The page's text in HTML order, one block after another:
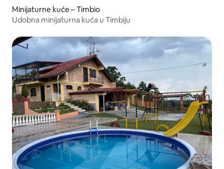
Minijaturne kuće – Timbio
Udobna minijaturna kuća u Timbiju